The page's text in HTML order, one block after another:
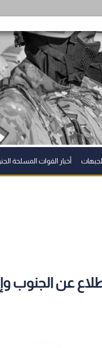
أخبار القوات المسلحة
عن الجنوب